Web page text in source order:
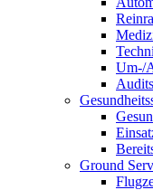
Um-/
Audits
Ground